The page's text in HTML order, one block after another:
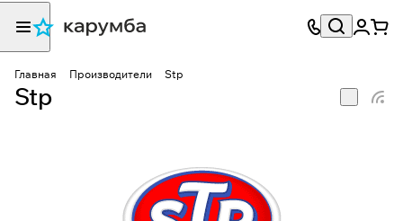
Главная Производители Stp
Stp